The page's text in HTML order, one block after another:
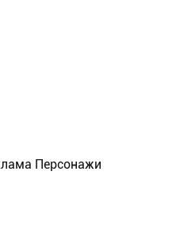
и заковала его в
Персонажи